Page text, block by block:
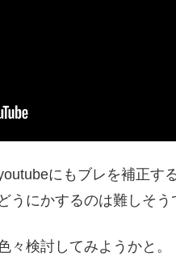
にもブレを補正す
うにかするのは難しそう
々検討してみようかと。